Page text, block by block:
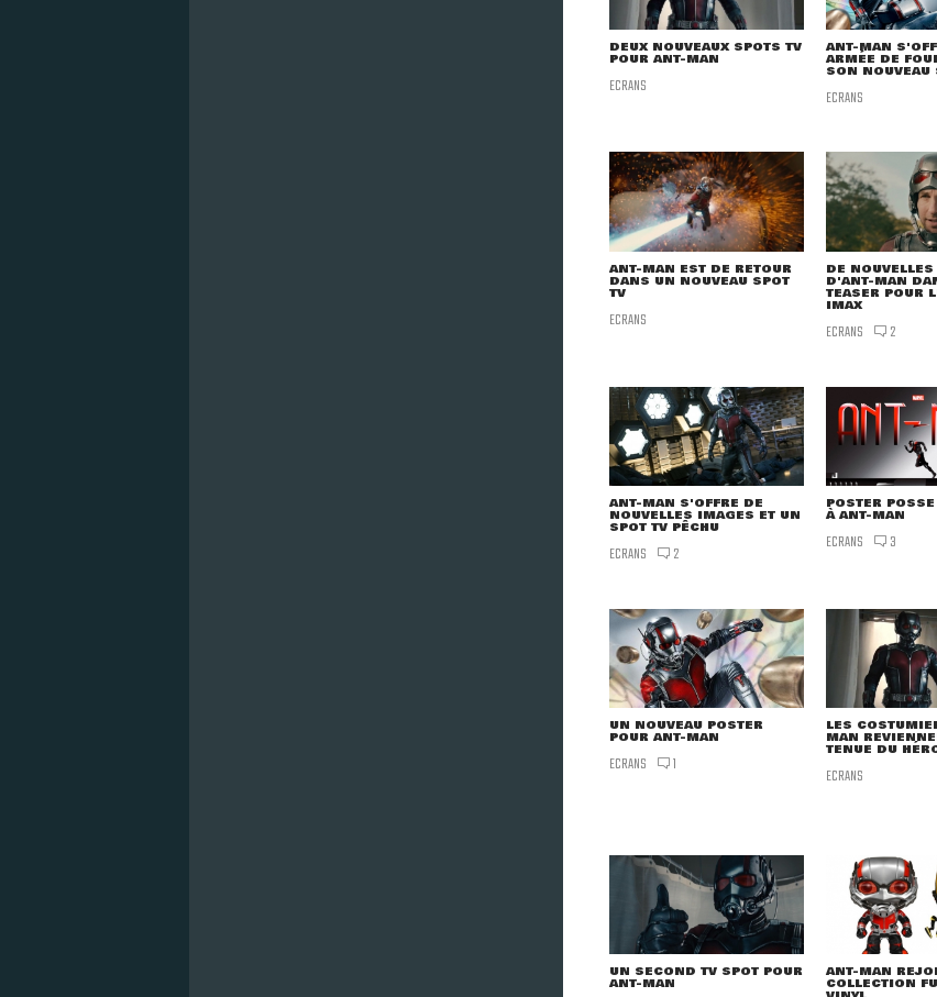
DEUX NOUVEAUX SPOTS TV
POUR ANT-MAN
ECRANS
ANT-MAN
ARMÉE DE
SON NOUVEAU
ECRANS
ANT-MAN EST DE RETOUR
DANS UN NOUVEAU SPOT
TV
ECRANS
DE
D'ANT-MAN
TEASER POUR
IMAX
ECRANS 2
ANT-MAN S'OFFRE DE
NOUVELLES IMAGES ET UN
SPOT TV PÊCHU
ECRANS 2
POSTER
À ANT-MAN
ECRANS 3
UN NOUVEAU POSTER
POUR ANT-MAN
ECRANS 1
LES
MAN
TENUE DU
ECRANS
UN SECOND TV SPOT POUR
ANT-MAN
ANT-MAN
COLLECTION